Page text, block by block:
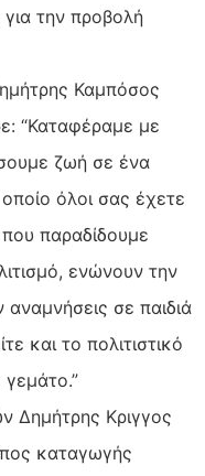
την προβολή
Καμπόσος
“Καταφέραμε με
ζωή σε ένα
οποίο όλοι σας έχετε
παραδίδουμε
ενώνουν την
αναμνήσεις σε παιδιά
και το πολιτιστικό
Δημήτρης Κριγγος
καταγωγής